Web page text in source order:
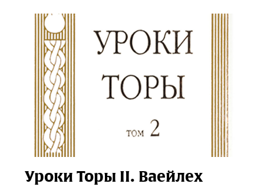
Уроки Торы II. Ваейлех